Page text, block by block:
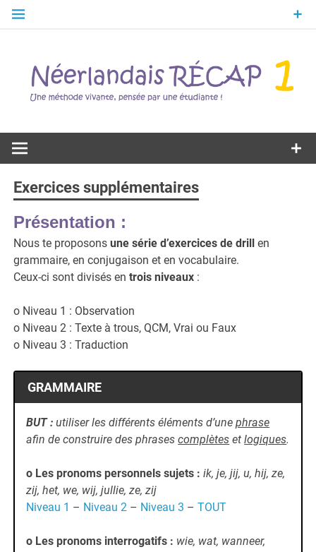
Skip
Néerlandais
RÉCAP 1
Exercices supplémentaires
Présentation :
Nous te proposonsune série d’exercices de drill
en
grammaire, en conjugaison et en vocabulaire.
Ceux-ci sont divisés entrois niveaux :
o Niveau 1 : Observation
o Niveau 2 : Texte à trous, QCM, Vrai ou Faux
o Niveau 3 : Traduction
GRAMMAIRE
BUT : utiliser les différents éléments d’unephrase
afin de construire des phrasescomplètes etlogiques.
o Les pronoms personnels sujets : ik, je, jij, u, hij, ze,
zij, het, we, wij, jullie, ze, zij
Niveau 1 – Niveau 2 – Niveau 3 –TOUT
o Les pronoms interrogatifs : wie, wat, wanneer,